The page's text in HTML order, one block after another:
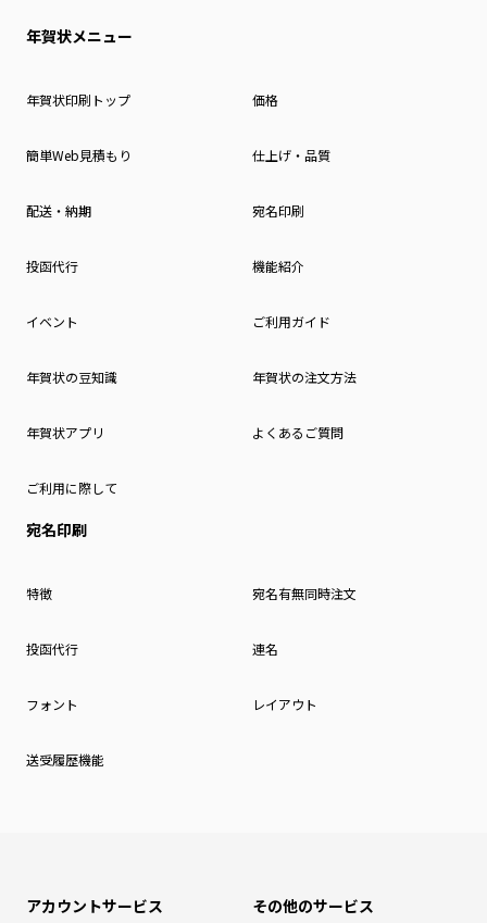
年賀状メニュー
年賀状印刷トップ 価格
簡単Web見積もり 仕上げ・品質
配送・納期 宛名印刷
投函代行 機能紹介
イベント ご利用ガイド
年賀状の豆知識 年賀状の注文方法
年賀状アプリ よくあるご質問
ご利用に際して
宛名印刷
特徴 宛名有無同時注文
投函代行 連名
フォント レイアウト
送受履歴機能
アカウントサービス その他のサービス